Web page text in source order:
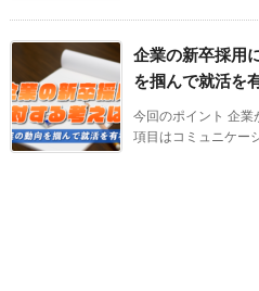
企業の新卒採用
を掴んで就活を
今回のポイント 企業
項目はコミュニケー